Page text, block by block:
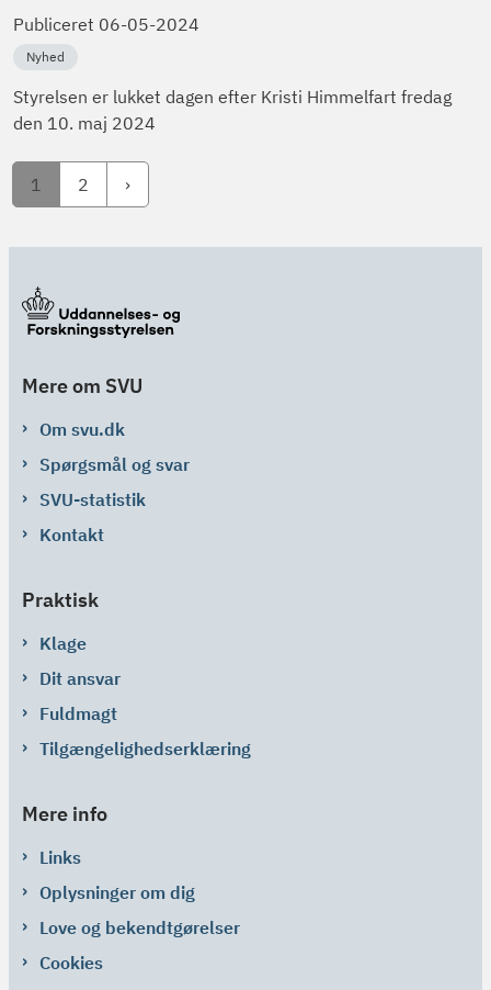
Publiceret 06-05-2024
Nyhed
Styrelsen er lukket dagen efter Kristi Himmelfart fredag
den 10. maj 2024
1 2
Mere om SVU
Om svu.dk
Spørgsmål og svar
SVU-statistik
Kontakt
Praktisk
Klage
Dit ansvar
Fuldmagt
Tilgængelighedserklæring
Mere info
Links
Oplysninger om dig
Love og bekendtgørelser
Cookies